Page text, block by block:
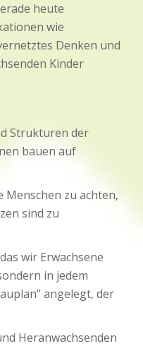
heute
wie
Denken und
Kinder
Strukturen der
bauen auf
Menschen zu achten,
sind zu
wir Erwachsene
in jedem
angelegt, der
Heranwachsenden